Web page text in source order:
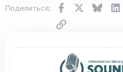
Поделиться: FacebookX (Twitter)
Ссылка